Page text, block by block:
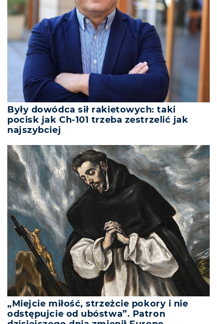
Były dowódca sił rakietowych: taki
pocisk jak Ch-101 trzeba zestrzelić jak
najszybciej
„Miejcie miłość, strzeżcie pokory i nie
odstępujcie od ubóstwa”. Patron